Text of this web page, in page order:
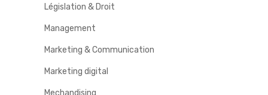
Législation & Droit
Management
Marketing & Communication
Marketing digital